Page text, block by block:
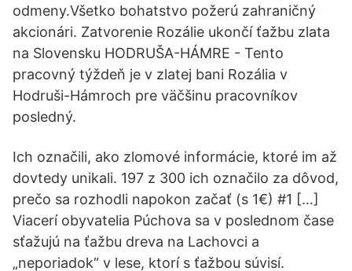
odmeny.Všetko bohatstvo požerú zahraničný
akcionári. Zatvorenie Rozálie ukončí ťažbu zlata
na Slovensku HODRUŠA-HÁMRE - Tento
pracovný týždeň je v zlatej bani Rozália v
Hodruši-Hámroch pre väčšinu pracovníkov
posledný.
Ich označili, ako zlomové informácie, ktoré im až
dovtedy unikali. 197 z 300 ich označilo za dôvod,
prečo sa rozhodli napokon začať (s 1€) #1 […]
Viacerí obyvatelia Púchova sa v poslednom čase
sťažujú na ťažbu dreva na Lachovci a
„neporiadok“ v lese, ktorí s ťažbou súvisí.